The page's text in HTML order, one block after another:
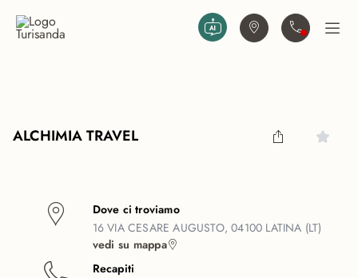
Trova agenziaContattaciApri
ALCHIMIA TRAVEL
Dove ci troviamo
16 VIA CESARE AUGUSTO, 04100 LATINA (LT)
vedi su mappa
Recapiti